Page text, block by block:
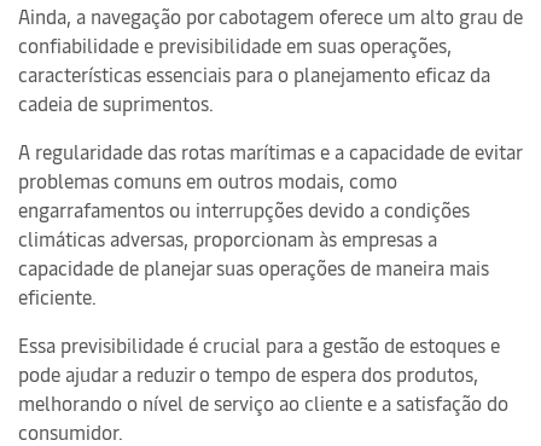
Ainda, a navegação por cabotagem oferece um alto grau de
confiabilidade e previsibilidade em suas operações,
características essenciais para o planejamento eficaz da
cadeia de suprimentos.
A regularidade das rotas marítimas e a capacidade de evitar
problemas comuns em outros modais, como
engarrafamentos ou interrupções devido a condições
climáticas adversas, proporcionam às empresas a
capacidade de planejar suas operações de maneira mais
eficiente.
Essa previsibilidade é crucial para a gestão de estoques e
pode ajudar a reduzir o tempo de espera dos produtos,
melhorando o nível de serviço ao cliente e a satisfação do
consumidor.